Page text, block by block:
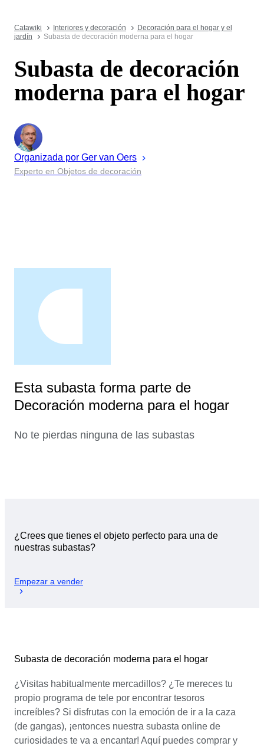
Catawiki Interiores y decoración
Decoración para el hogar y el
jardín
Subasta de decoración moderna para el hogar
Subasta de decoración
moderna para el hogar
Organizada por Ger van Oers
Experto en Objetos de decoración
Esta subasta forma parte de
Decoración moderna para el hogar
No te pierdas ninguna de las subastas
¿Crees que tienes el objeto perfecto para una de
nuestras subastas?
Empezar a vender
Subasta de decoración moderna para el hogar
¿Visitas habitualmente mercadillos? ¿Te mereces tu
propio programa de tele por encontrar tesoros
increíbles? Si disfrutas con la emoción de ir a la caza
(de gangas), ¡entonces nuestra subasta online de
curiosidades te va a encantar! Aquí puedes comprar y